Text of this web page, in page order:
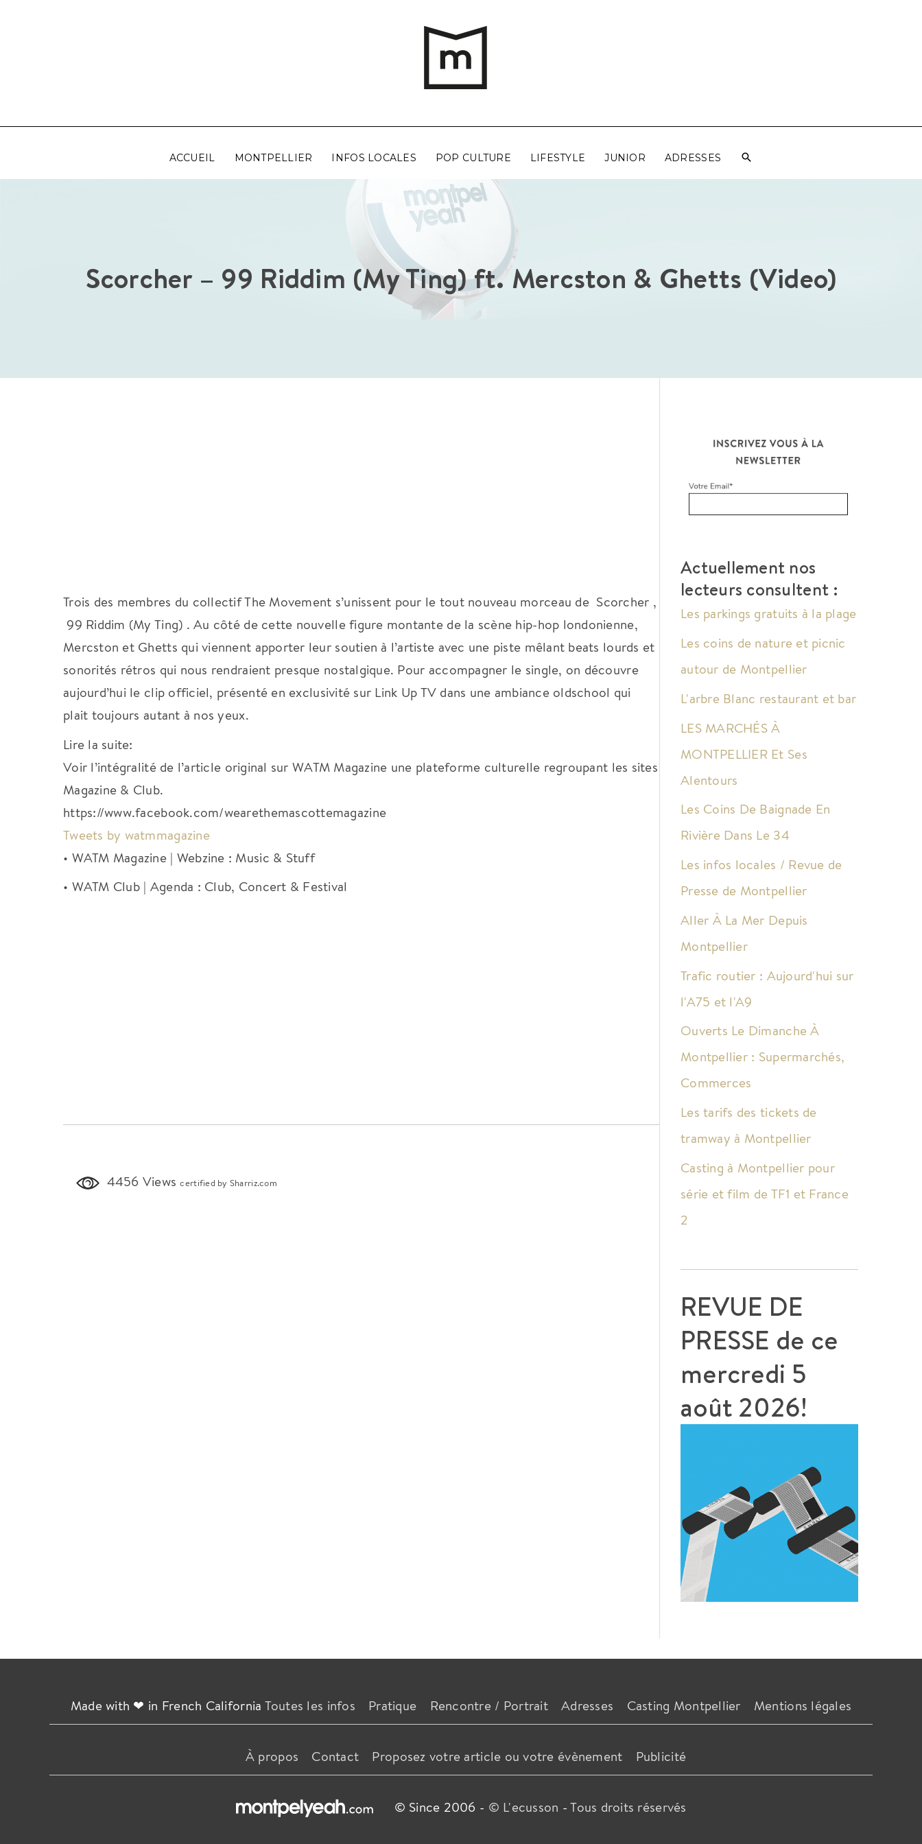
ACCUEIL MONTPELLIER INFOS LOCALES POP CULTURE LIFESTYLE JUNIOR ADRESSES
Scorcher – 99 Riddim (My Ting) ft. Mercston & Ghetts (Video)
Trois des membres du collectif The Movement s’unissent pour le tout nouveau morceau de Scorcher ,
99 Riddim (My Ting) . Au côté de cette nouvelle figure montante de la scène hip-hop londonienne,
Mercston et Ghetts qui viennent apporter leur soutien à l’artiste avec une piste mêlant beats lourds et
sonorités rétros qui nous rendraient presque nostalgique. Pour accompagner le single, on découvre
aujourd’hui le clip officiel, présenté en exclusivité sur Link Up TV dans une ambiance oldschool qui
plait toujours autant à nos yeux.
Lire la suite:
Voir l’intégralité de l’article original sur WATM Magazine une plateforme culturelle regroupant les sites
Magazine & Club.
https://www.facebook.com/wearethemascottemagazine
Tweets by watmmagazine
• WATM Magazine | Webzine : Music & Stuff
• WATM Club | Agenda : Club, Concert & Festival
4456 Viewscertified by Sharriz.com
Actuellement nos
lecteurs consultent :
Les parkings gratuits à la plage
Les coins de nature et picnic
autour de Montpellier
L'arbre Blanc restaurant et bar
LES MARCHÉS À
MONTPELLIER Et Ses
Alentours
Les Coins De Baignade En
Rivière Dans Le 34
Les infos locales / Revue de
Presse de Montpellier
Aller À La Mer Depuis
Montpellier
Trafic routier : Aujourd'hui sur
l'A75 et l'A9
Ouverts Le Dimanche À
Montpellier : Supermarchés,
Commerces
Les tarifs des tickets de
tramway à Montpellier
Casting à Montpellier pour
série et film de TF1 et France
2
REVUE DE
PRESSE de ce
mercredi 5
août 2026!
Made with ❤ in French California Toutes les infos Pratique Rencontre / Portrait Adresses Casting Montpellier Mentions légales
À propos Contact Proposez votre article ou votre évènement Publicité
© Since 2006 - © L'ecusson -Tous droits réservés